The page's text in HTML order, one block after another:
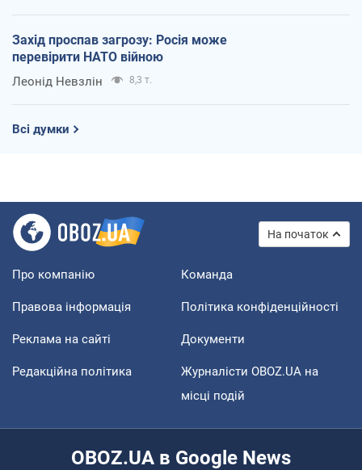
Захід проспав загрозу: Росія може
перевірити НАТО війною
Леонід Невзлін 8,3 т.
Всі думки
На початок
Про компанію Команда
Правова інформація Політика конфіденційності
Реклама на сайті Документи
Редакційна політика
Журналісти OBOZ.UA на
місці подій
OBOZ.UA в Google News